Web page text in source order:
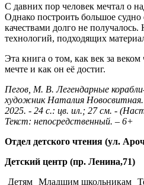
С давних пор человек мечтал о
Однако построить большое
качествами долго не получалось.
технологий, подходящих
Эта книга о том, как век за веком
мечте и как он её достиг.
Пегов, М. В. Легендарные
художник Наталия
2025. - 24 с.: цв. ил.; 27 см. -
Текст: непосредственный. – 6+
Отдел детского чтения (ул.
Детский центр (пр. Ленина,71)
Детям Младшим школьникам